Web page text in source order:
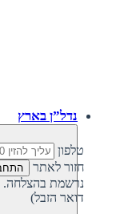
טלפון
חזור לאתר
נרשמת בהצלחה.
דואר הזבל)
נדל”ן בארץ